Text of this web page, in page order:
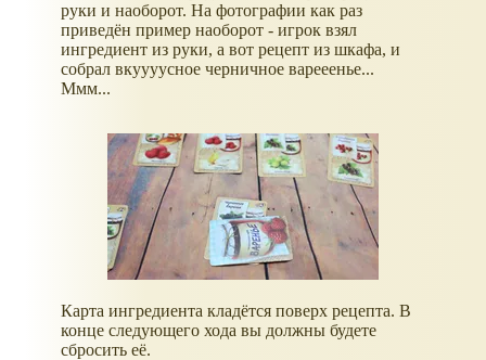
руки и наоборот. На фотографии как раз
приведён пример наоборот - игрок взял
ингредиент из руки, а вот рецепт из шкафа, и
собрал вкуууусное черничное варееенье...
Ммм...
Карта ингредиента кладётся поверх рецепта. В
конце следующего хода вы должны будете
сбросить её.